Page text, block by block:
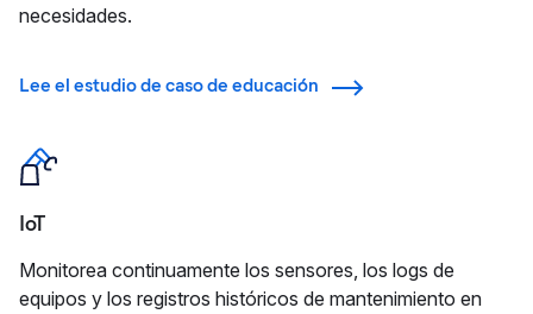
necesidades.
Lee el estudio de caso de educación
IoT
Monitorea continuamente los sensores, los logs de
equipos y los registros históricos de mantenimiento en